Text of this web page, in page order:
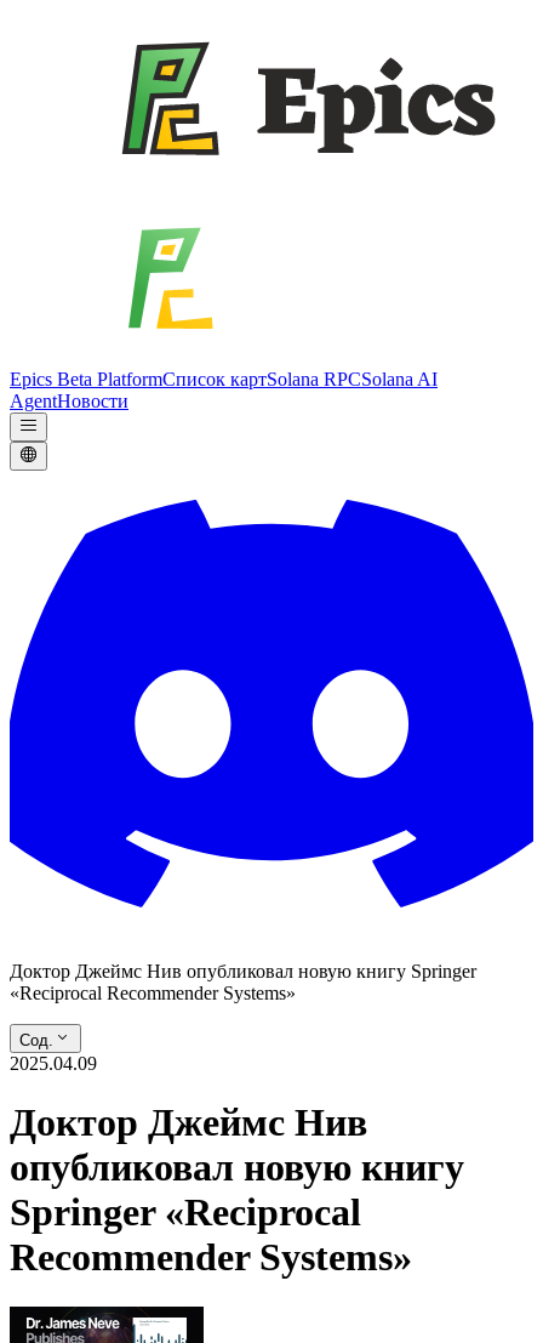
Epics Beta PlatformСписок картSolana RPCSolana AI
AgentНовости
Доктор Джеймс Нив опубликовал новую книгу Springer
«Reciprocal Recommender Systems»
Сод.
2025.04.09
Доктор Джеймс Нив
опубликовал новую книгу
Springer «Reciprocal
Recommender Systems»